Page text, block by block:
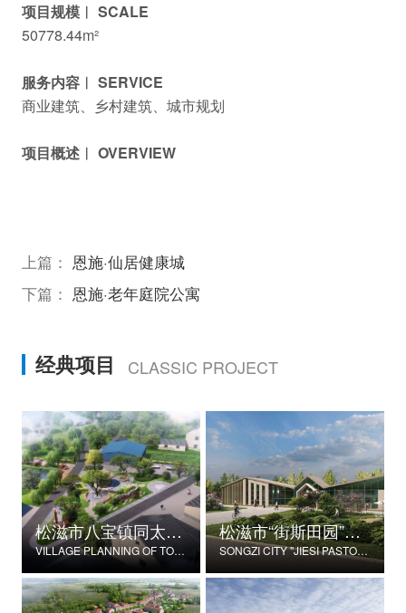
项目规模︱ SCALE
50778.44m²
服务内容︱ SERVICE
商业建筑、乡村建筑、城市规划
项目概述︱ OVERVIEW
上篇： 恩施·仙居健康城
下篇： 恩施·老年庭院公寓
经典项目 CLASSIC PROJECT
松滋市八宝镇同太湖村村庄规划
VILLAGE PLANNING OF TONGTAIHU VILLAGE, BABAO TOWN, SONGZI CITY
松滋市“街斯田园”美丽乡村示范片建设项目
SONGZI CITY "JIESI PASTORAL" BEAUTIFUL RURAL DEMONSTRATION FILM CONSTRUCTION PROJECT